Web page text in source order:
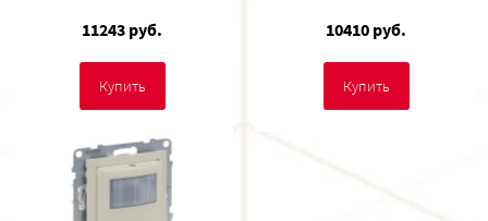
11243 руб.
Купить
10410 руб.
Купить